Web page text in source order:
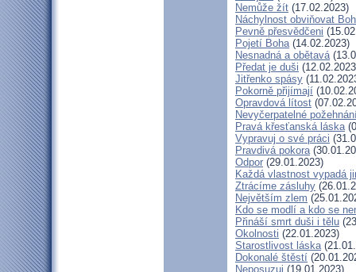
Nemůže žít (17.02.2023)
Náchylnost obviňovat
Pevně přesvědčeni
Pojetí Boha(14.02.2023)
Nesnadná a obětavá
Předat je duši
Jitřenko spásy
Pokorně přijímají
Opravdová lítost
Nevyčerpatelné
Pravá křesťanská láska
Vypravuj o své práci
Pravdivá pokora
Odpor (29.01.2023)
Každá vlastnost vypadá
Ztrácíme zásluhy
Největším zlem
Kdo se modlí a kdo se
Přináší smrt duši i tělu
Okolnosti (22.01.2023)
Starostlivost láska
Dokonalé štěstí
Neposuzuj (19.01.2023)